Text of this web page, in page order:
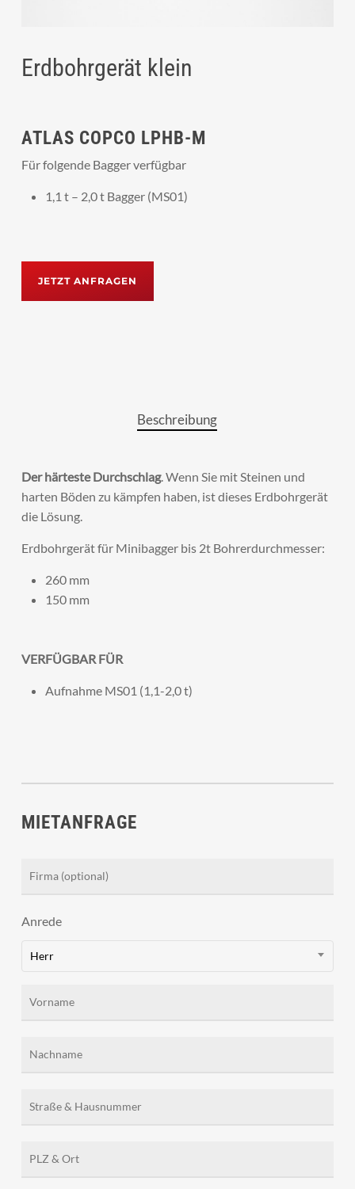
Erdbohrgerät klein
ATLAS COPCO LPHB-M
Für folgende Bagger verfügbar
1,1 t – 2,0 t Bagger (MS01)
JETZT ANFRAGEN
Beschreibung
Der härteste Durchschlag. Wenn Sie mit Steinen und
harten Böden zu kämpfen haben, ist dieses Erdbohrgerät
die Lösung.
Erdbohrgerät für Minibagger bis 2t Bohrerdurchmesser:
260 mm
150 mm
VERFÜGBAR FÜR
Aufnahme MS01 (1,1-2,0 t)
MIETANFRAGE
Anrede
Herr